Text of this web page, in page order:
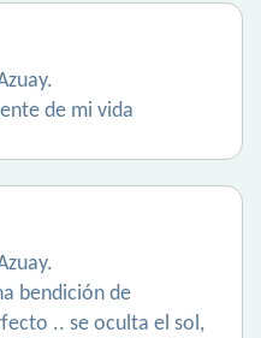
de mi vida
bendición de
.. se oculta el sol,